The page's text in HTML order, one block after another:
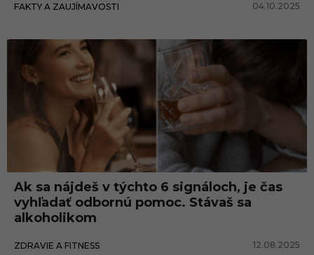
FAKTY A ZAUJÍMAVOSTI 04.10.2025
Ak sa nájdeš v týchto 6 signáloch, je čas
vyhľadať odbornú pomoc. Stávaš sa
alkoholikom
ZDRAVIE A FITNESS 12.08.2025